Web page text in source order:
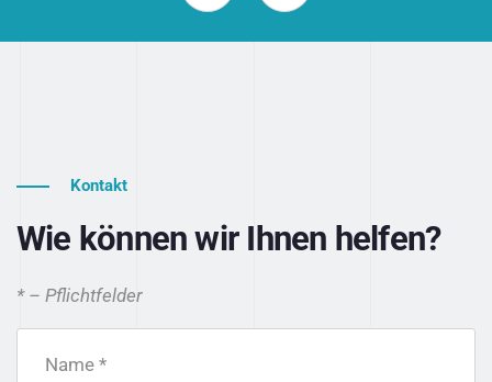
Kontakt
Wie können wir Ihnen helfen?
* – Pflichtfelder
Name *